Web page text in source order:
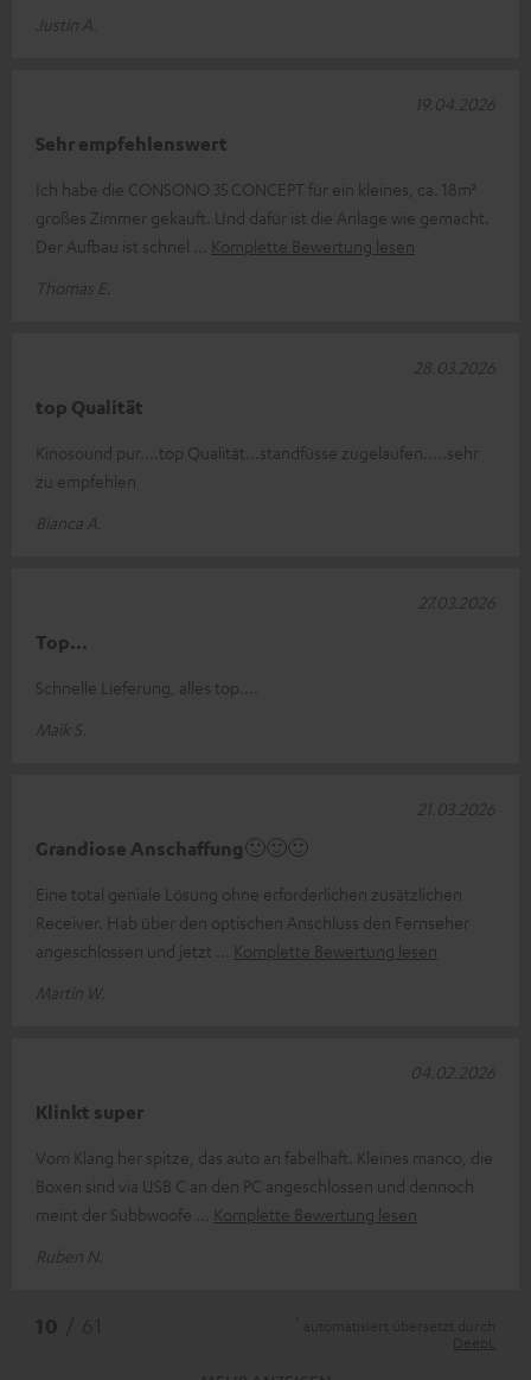
Justin A.
Sehr empfehlenswert
Ich habe die CONSONO 35 CONCEPT für ein kleines, ca. 18m²
großes Zimmer gekauft. Und dafür ist die Anlage wie gemacht.
Der Aufbau ist schnel
Komplette Bewertung lesen
Thomas E.
19.04.2026
top Qualität
Kinosound pur....top Qualität...standfüsse zugelaufen.....sehr
zu empfehlen
Bianca A.
28.03.2026
Top...
Schnelle Lieferung, alles top....
Maik S.
27.03.2026
Grandiose Anschaffung🙂🙂🙂
Eine total geniale Lösung ohne erforderlichen zusätzlichen
Receiver. Hab über den optischen Anschluss den Fernseher
angeschlossen und jetzt
Komplette Bewertung lesen
Martin W.
21.03.2026
Klinkt super
Vom Klang her spitze, das auto an fabelhaft. Kleines manco, die
Boxen sind via USB C an den PC angeschlossen und dennoch
meint der Subbwoofe
Komplette Bewertung lesen
Ruben N.
04.02.2026